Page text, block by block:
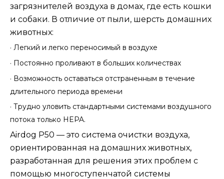
загрязнителей воздуха в домах, где есть кошки
и собаки. В отличие от пыли, шерсть домашних
животных:
· Легкий и легко переносимый в воздухе
· Постоянно проливают в больших количествах
· Возможность оставаться отстраненным в течение
длительного периода времени
· Трудно уловить стандартными системами воздушного
потока только HEPA.
Airdog P50 — это система очистки воздуха,
ориентированная на домашних животных,
разработанная для решения этих проблем с
помощью многоступенчатой ​​системы